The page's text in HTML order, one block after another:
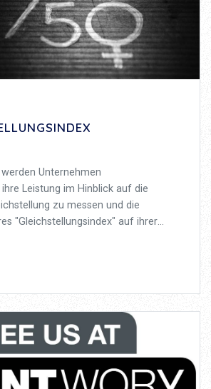
werden Unternehmen
Leistung im Hinblick auf die
zu messen und die
"Gleichstellungsindex" auf ihrer